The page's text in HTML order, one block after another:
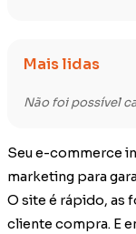
Mais lidas
Não foi possível
Seu e-commerce
marketing para
O site é rápido, as
cliente compra. E